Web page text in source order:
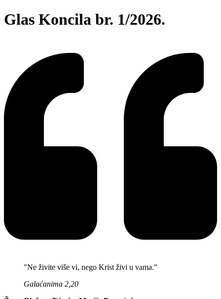
Glas Koncila br. 1/2026.
"Ne živite više vi, nego Krist živi u vama."
Galaćanima 2,20